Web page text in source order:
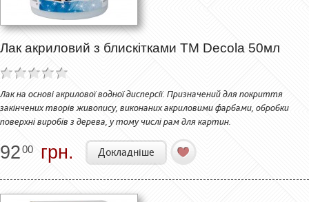
Лак акриловий з блискітками ТМ Decola 50мл
Лак на основі акрилової водної дисперсії. Призначений для покриття
закінчених творів живопису, виконаних акриловими фарбами, обробки
поверхні виробів з дерева, у тому числі рам для картин.
9200 грн. Докладніше